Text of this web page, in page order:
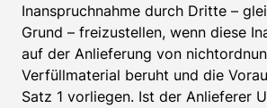
Inanspruchnahme durch Dritte –
Grund – freizustellen, wenn diese
auf der Anlieferung von
Verfüllmaterial beruht und die
Satz 1 vorliegen. Ist der Anlieferer